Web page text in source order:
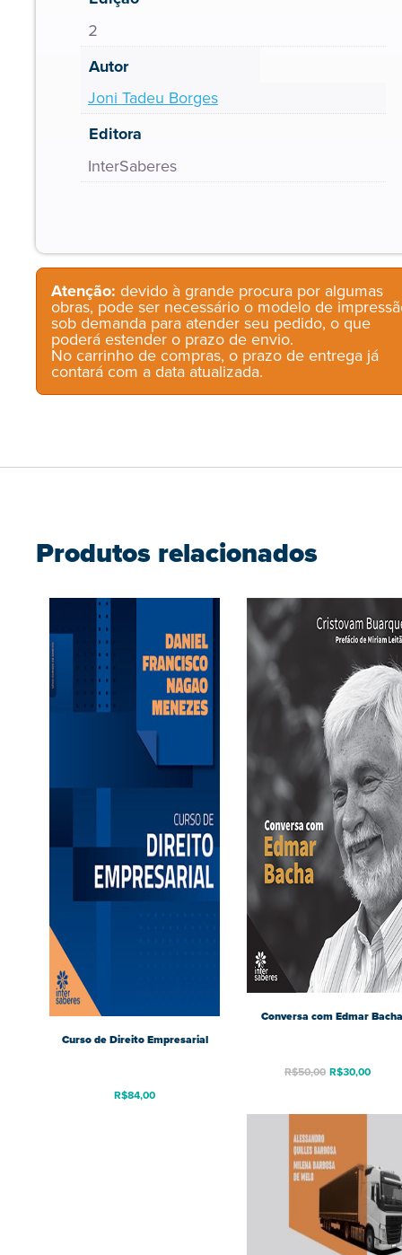
2
Autor
Joni Tadeu Borges
Editora
InterSaberes
Atenção: devido à grande procura por algumas
obras, pode ser necessário o modelo de
sob demanda para atender seu pedido, o que
poderá estender o prazo de envio.
No carrinho de compras, o prazo de entrega já
contará com a data atualizada.
Produtos relacionados
Curso de Direito Empresarial
R$84,00
Conversa com Edmar Bacha
R$50,00 R$30,00